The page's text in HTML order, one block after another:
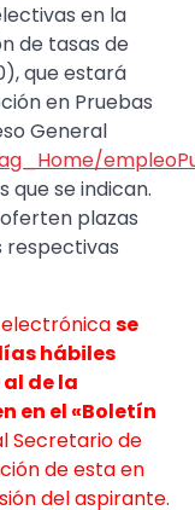
en la
de tasas de
que estará
en Pruebas
General
que se indican.
plazas
respectivas
electrónicase
hábiles
de la
en el «Boletín
Secretario de
de esta en
del aspirante.